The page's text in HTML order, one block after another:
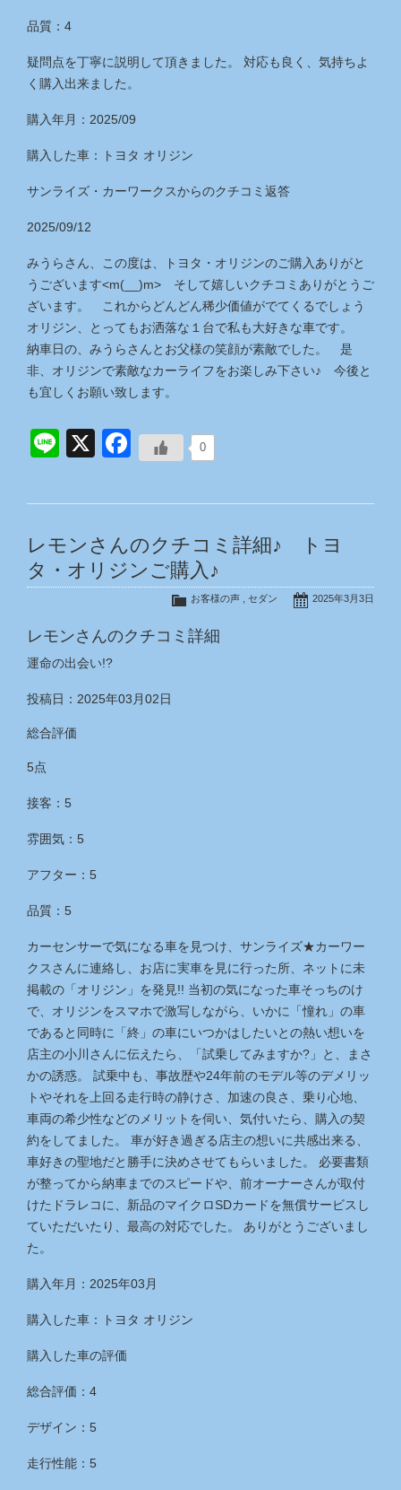
品質：4
疑問点を丁寧に説明して頂きました。 対応も良く、気持ちよ
く購入出来ました。
購入年月：2025/09
購入した車：トヨタ オリジン
サンライズ・カーワークスからのクチコミ返答
2025/09/12
みうらさん、この度は、トヨタ・オリジンのご購入ありがと
うございます<m(__)m> そして嬉しいクチコミありがとうご
ざいます。 これからどんどん稀少価値がでてくるでしょう
オリジン、とってもお洒落な１台で私も大好きな車です。
納車日の、みうらさんとお父様の笑顔が素敵でした。 是
非、オリジンで素敵なカーライフをお楽しみ下さい♪ 今後と
も宜しくお願い致します。
0
Line
X Facebook
レモンさんのクチコミ詳細♪ トヨ
タ・オリジンご購入♪
2025年3月3日
お客様の声 , セダン
レモンさんのクチコミ詳細
運命の出会い!?
投稿日：2025年03月02日
総合評価
5点
接客：5
雰囲気：5
アフター：5
品質：5
カーセンサーで気になる車を見つけ、サンライズ★カーワー
クスさんに連絡し、お店に実車を見に行った所、ネットに未
掲載の「オリジン」を発見!! 当初の気になった車そっちのけ
で、オリジンをスマホで激写しながら、いかに「憧れ」の車
であると同時に「終」の車にいつかはしたいとの熱い想いを
店主の小川さんに伝えたら、「試乗してみますか?」と、まさ
かの誘惑。 試乗中も、事故歴や24年前のモデル等のデメリッ
トやそれを上回る走行時の静けさ、加速の良さ、乗り心地、
車両の希少性などのメリットを伺い、気付いたら、購入の契
約をしてました。 車が好き過ぎる店主の想いに共感出来る、
車好きの聖地だと勝手に決めさせてもらいました。 必要書類
が整ってから納車までのスピードや、前オーナーさんが取付
けたドラレコに、新品のマイクロSDカードを無償サービスし
ていただいたり、最高の対応でした。 ありがとうございまし
た。
購入年月：2025年03月
購入した車：トヨタ オリジン
購入した車の評価
総合評価：4
デザイン：5
走行性能：5